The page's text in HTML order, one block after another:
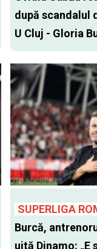
după scandalul
U Cluj - Gloria
SUPERLIGA
Burcă,
uită Dinamo: „E